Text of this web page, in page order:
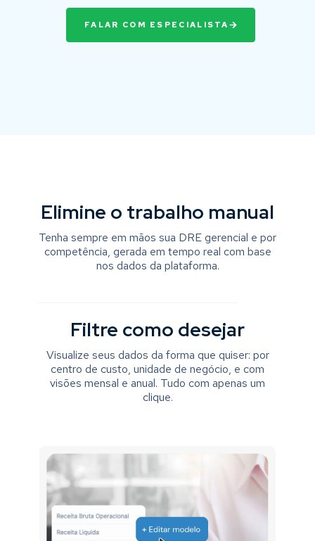
FALAR COM ESPECIALISTA
Elimine o trabalho manual
Tenha sempre em mãos sua DRE gerencial e por
competência, gerada em tempo real com base
nos dados da plataforma.
Filtre como desejar
Visualize seus dados da forma que quiser: por
centro de custo, unidade de negócio, e com
visões mensal e anual. Tudo com apenas um
clique.